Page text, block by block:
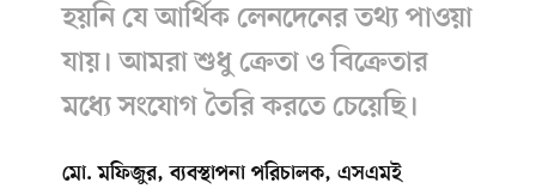
হয়নি যে আর্থিক লেনদেনের তথ্য পাওয়া
যায়। আমরা শুধু ক্রেতা ও বিক্রেতার
মধ্যে সংযোগ তৈরি করতে চেয়েছি।
মো. মফিজুর, ব্যবস্থাপনা পরিচালক, এসএমই